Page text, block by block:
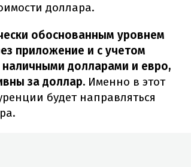
доллара.
обоснованным уровнем
приложение и с учетом
наличными долларами и евро,
за доллар. Именно в этот
будет направляться